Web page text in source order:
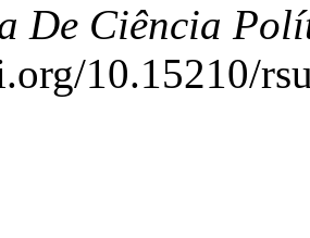
De Ciência
10.15210/